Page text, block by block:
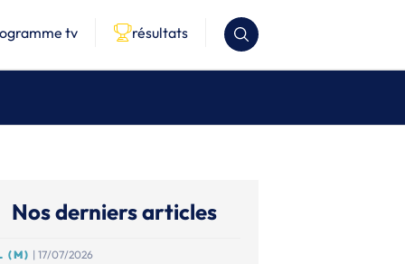
tv résultats
Nos derniers articles
(M) | 17/07/2026